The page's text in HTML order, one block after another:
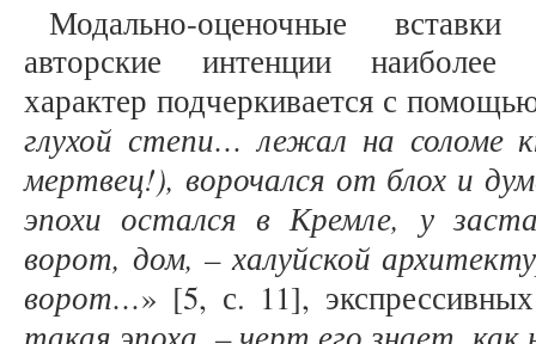
Модально-оценочные
авторские интенции наиболее
характер подчеркивается с
глухой степи… лежал на соломе
мертвец!), ворочался от блох и
эпохи остался в Кремле, у
ворот, дом, – халуйской
ворот…» [5, с. 11],